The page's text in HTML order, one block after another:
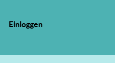
Einloggen